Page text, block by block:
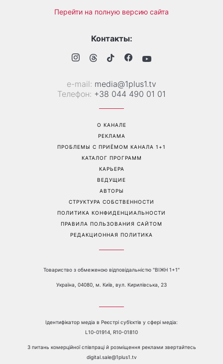
Перейти на полную версию сайта
Контакты:
е-mail: media@1plus1.tv
Телефон: +38 044 490 01 01
О КАНАЛЕ
РЕКЛАМА
ПРОБЛЕМЫ С ПРИЁМОМ КАНАЛА 1+1
КАТАЛОГ ПРОГРАММ
КАРЬЕРА
ВЕДУЩИЕ
АВТОРЫ
СТРУКТУРА СОБСТВЕННОСТИ
ПОЛИТИКА КОНФИДЕНЦИАЛЬНОСТИ
ПРАВИЛА ПОЛЬЗОВАНИЯ САЙТОМ
РЕДАКЦИОННАЯ ПОЛИТИКА
Товариство з обмеженою відповідальністю "ВІЖН 1+1"
Україна, 04080, м. Київ, вул. Кирилівська, 23
Ідентифікатор медіа в Реєстрі суб’єктів у сфері медіа:
L10-01914, R10-01810
З питань комерційної співпраці й розміщення реклами звертайтесь
digital.sale@1plus1.tv